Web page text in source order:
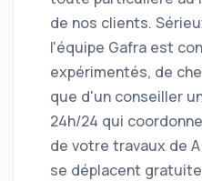
de nos clients.
l'équipe Gafra est
expérimentés, de
que d'un conseiller
24h/24 qui
de votre travaux de
se déplacent